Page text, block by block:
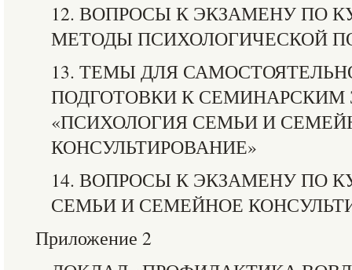
12. ВОПРОСЫ К ЭКЗАМЕНУ ПО
МЕТОДЫ ПСИХОЛОГИЧЕСКОЙ
13. ТЕМЫ ДЛЯ
ПОДГОТОВКИ К СЕМИНАРСКИМ
«ПСИХОЛОГИЯ СЕМЬИ И
КОНСУЛЬТИРОВАНИЕ»
14. ВОПРОСЫ К ЭКЗАМЕНУ ПО
СЕМЬИ И СЕМЕЙНОЕ
Приложение 2